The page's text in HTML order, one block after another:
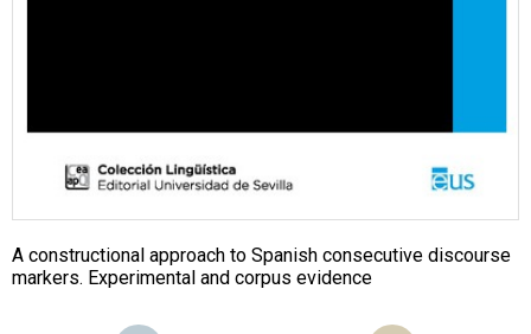
A constructional approach to Spanish consecutive discourse
markers. Experimental and corpus evidence